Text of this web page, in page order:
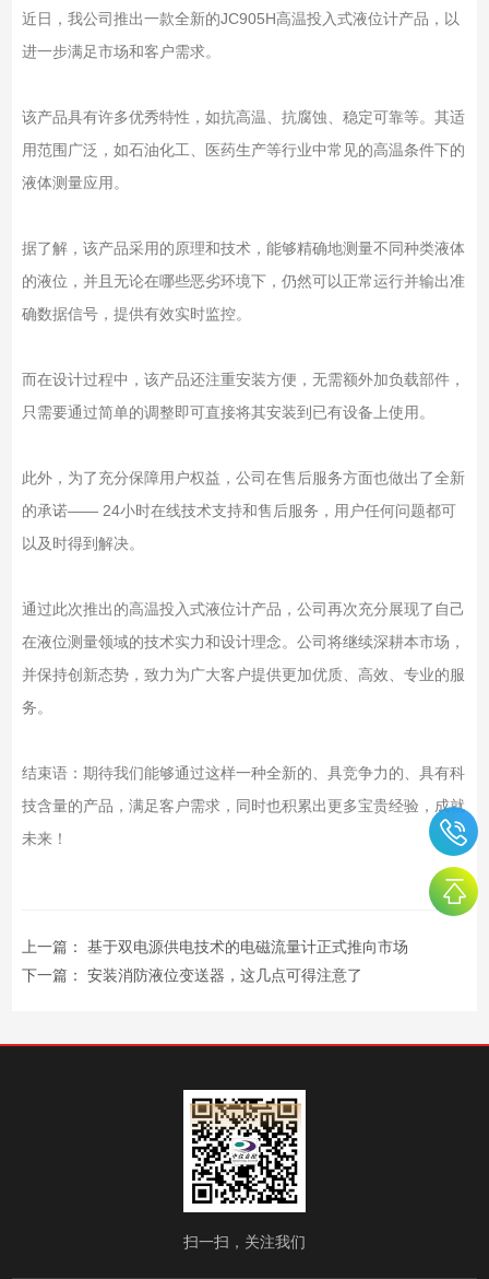
近日，我公司推出一款全新的JC905H高温投入式液位计产品，以
进一步满足市场和客户需求。
该产品具有许多优秀特性，如抗高温、抗腐蚀、稳定可靠等。其适
用范围广泛，如石油化工、医药生产等行业中常见的高温条件下的
液体测量应用。
据了解，该产品采用的原理和技术，能够精确地测量不同种类液体
的液位，并且无论在哪些恶劣环境下，仍然可以正常运行并输出准
确数据信号，提供有效实时监控。
而在设计过程中，该产品还注重安装方便，无需额外加负载部件，
只需要通过简单的调整即可直接将其安装到已有设备上使用。
此外，为了充分保障用户权益，公司在售后服务方面也做出了全新
的承诺—— 24小时在线技术支持和售后服务，用户任何问题都可
以及时得到解决。
通过此次推出的高温投入式液位计产品，公司再次充分展现了自己
在液位测量领域的技术实力和设计理念。公司将继续深耕本市场，
并保持创新态势，致力为广大客户提供更加优质、高效、专业的服
务。
结束语：期待我们能够通过这样一种全新的、具竞争力的、具有科
技含量的产品，满足客户需求，同时也积累出更多宝贵经验，成就
未来！
上一篇： 基于双电源供电技术的电磁流量计正式推向市场
下一篇： 安装消防液位变送器，这几点可得注意了
扫一扫，关注我们